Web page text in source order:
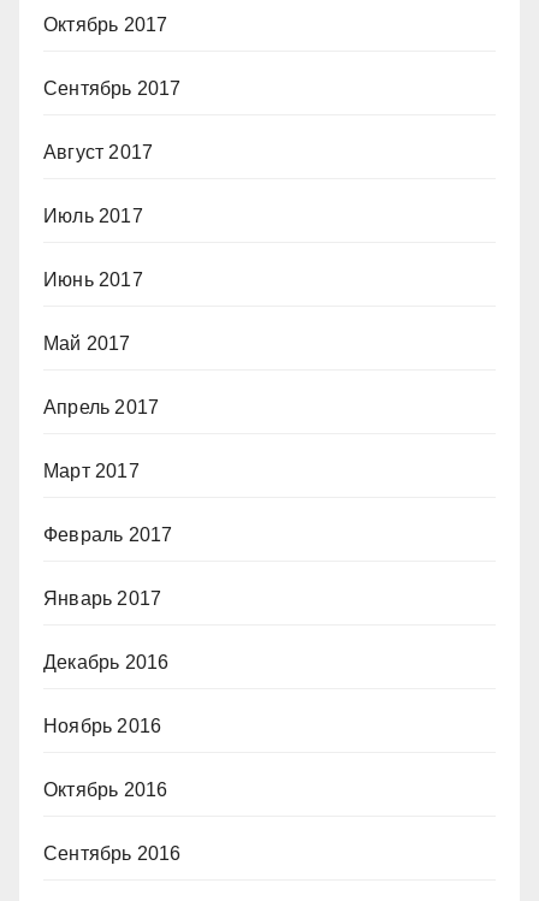
Октябрь 2017
Сентябрь 2017
Август 2017
Июль 2017
Июнь 2017
Май 2017
Апрель 2017
Март 2017
Февраль 2017
Январь 2017
Декабрь 2016
Ноябрь 2016
Октябрь 2016
Сентябрь 2016